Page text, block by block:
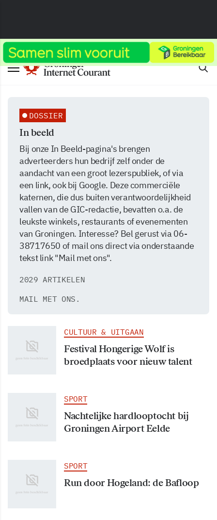
DOSSIER
In beeld
Bij onze In Beeld-pagina's brengen
adverteerders hun bedrijf zelf onder de
aandacht van een groot lezerspubliek, of via
een link, ook bij Google. Deze commerciële
katernen, die dus buiten verantwoordelijkheid
vallen van de GIC-redactie, bevatten o.a. de
leukste winkels, restaurants of evenementen
van Groningen. Interesse? Bel gerust via 06-
38717650 of mail ons direct via onderstaande
tekst link "Mail met ons".
2029 ARTIKELEN
MAIL MET ONS.
CULTUUR & UITGAAN
Festival Hongerige Wolf is
broedplaats voor nieuw talent
SPORT
Nachtelijke hardlooptocht bij
Groningen Airport Eelde
SPORT
Run door Hogeland: de Bafloop